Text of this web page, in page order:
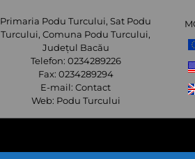
Primaria Podu Turcului, Sat Podu
Turcului, Comuna Podu Turcului,
Județul Bacău
Telefon: 0234289226
Fax: 0234289294
E-mail: Contact
Web: Podu Turcului